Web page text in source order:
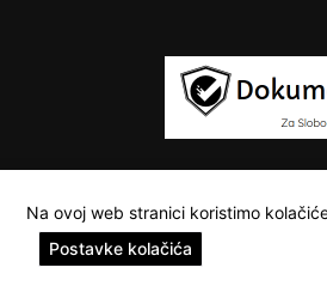
© Dokumentarac || Sva
Na ovoj web stranici koristimo
Postavke kolačića